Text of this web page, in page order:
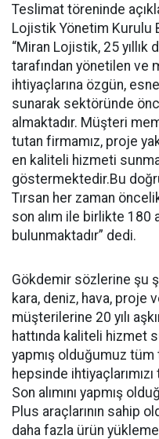
Teslimat töreninde
Lojistik Yönetim Kurulu
“Miran Lojistik, 25
tarafından yönetilen ve
ihtiyaçlarına özgün,
sunarak sektöründe
almaktadır. Müşteri
tutan firmamız, proje
en kaliteli hizmeti
göstermektedir.Bu
Tırsan her zaman
son alım ile birlikte 180
bulunmaktadır” dedi.
Gökdemir sözlerine şu
kara, deniz, hava, proje
müşterilerine 20 yılı
hattında kaliteli hizmet
yapmış olduğumuz tüm
hepsinde
Son alımını yapmış
Plus araçlarının sahip
daha fazla ürün